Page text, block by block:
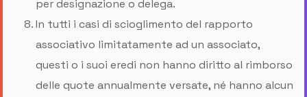
per designazione o delega.
In tutti i casi di scioglimento del rapporto
associativo limitatamente ad un associato,
questi o i suoi eredi non hanno diritto al rimborso
delle quote annualmente versate, né hanno alcun